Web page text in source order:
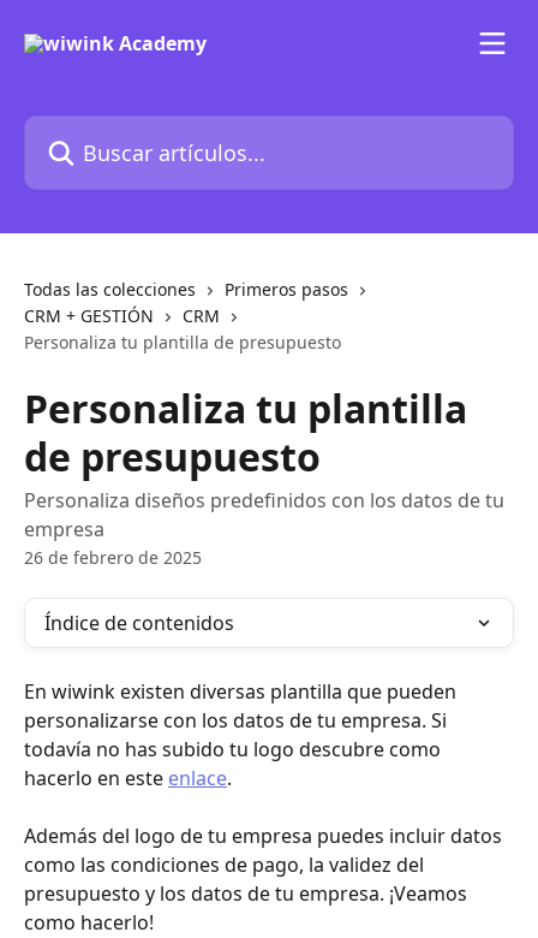
Buscar artículos...
Todas las colecciones
Primeros pasos
CRM + GESTIÓN
CRM
Personaliza tu plantilla de presupuesto
Personaliza tu plantilla
de presupuesto
Personaliza diseños predefinidos con los datos de tu
empresa
26 de febrero de 2025
Índice de contenidos
En wiwink existen diversas plantilla que pueden
personalizarse con los datos de tu empresa. Si
todavía no has subido tu logo descubre como
hacerlo en este enlace.
Además del logo de tu empresa puedes incluir datos
como las condiciones de pago, la validez del
presupuesto y los datos de tu empresa. ¡Veamos
como hacerlo!